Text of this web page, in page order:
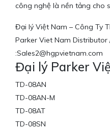
công nghệ là nền tảng cho
Đại lý Việt Nam – Công Ty
Parker Viet Nam Distributor
:Sales2@hgpvietnam.com
Đại lý Parker
TD-08AN
TD-08AN-M
TD-08AT
TD-08SN